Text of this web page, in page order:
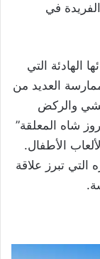
في
الهادئة التي
العديد من
والركض
شاه المعلقة”
الأطفال.
التي تبرز علاقة